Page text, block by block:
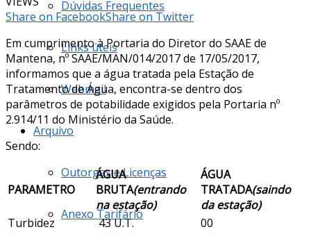
Dúvidas Frequentes
Links úteis
Webmail
Arquivo
Outorgas e Licenças
Anexo Tarifário
Share on FacebookShare on Twitter
Em cumprimento à Portaria do Diretor do SAAE de
Mantena, nº SAAE/MAN/014/2017 de 17/05/2017,
informamos que a água tratada pela Estação de
Tratamento de Água, encontra-se dentro dos
parâmetros de potabilidade exigidos pela Portaria nº
2.914/11 do Ministério da Saúde.
Sendo:
PARAMETRO
ÁGUA
BRUTA(entrando
na estação)
ÁGUA
TRATADA(saindo
da estação)
Turbidez
43 U.T.
00